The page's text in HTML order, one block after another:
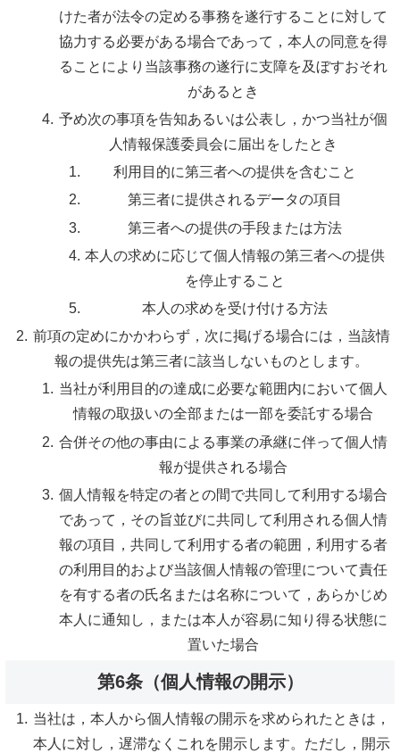
けた者が法令の定める事務を遂行することに対して
協力する必要がある場合であって，本人の同意を得
ることにより当該事務の遂行に支障を及ぼすおそれ
があるとき
予め次の事項を告知あるいは公表し，かつ当社が個
人情報保護委員会に届出をしたとき
利用目的に第三者への提供を含むこと
第三者に提供されるデータの項目
第三者への提供の手段または方法
本人の求めに応じて個人情報の第三者への提供
を停止すること
本人の求めを受け付ける方法
前項の定めにかかわらず，次に掲げる場合には，当該情
報の提供先は第三者に該当しないものとします。
当社が利用目的の達成に必要な範囲内において個人
情報の取扱いの全部または一部を委託する場合
合併その他の事由による事業の承継に伴って個人情
報が提供される場合
個人情報を特定の者との間で共同して利用する場合
であって，その旨並びに共同して利用される個人情
報の項目，共同して利用する者の範囲，利用する者
の利用目的および当該個人情報の管理について責任
を有する者の氏名または名称について，あらかじめ
本人に通知し，または本人が容易に知り得る状態に
置いた場合
第6条（個人情報の開示）
当社は，本人から個人情報の開示を求められたときは，
本人に対し，遅滞なくこれを開示します。ただし，開示